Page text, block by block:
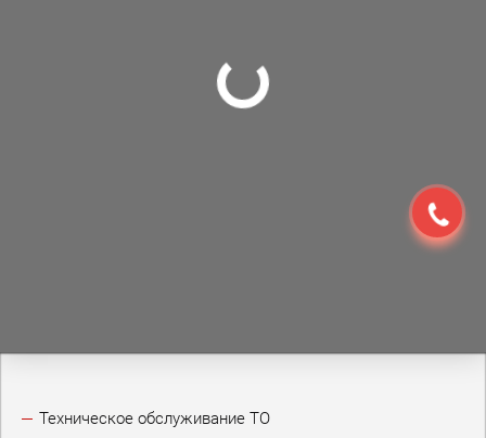
Техническое обслуживание ТО